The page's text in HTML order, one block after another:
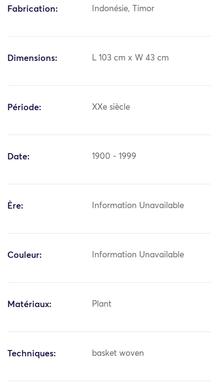
Fabrication:
Indonésie, Timor
Dimensions: L 103 cm x W 43 cm
Période: XXe siècle
Date: 1900 - 1999
Ère: Information Unavailable
Couleur: Information Unavailable
Matériaux: Plant
Techniques: basket woven